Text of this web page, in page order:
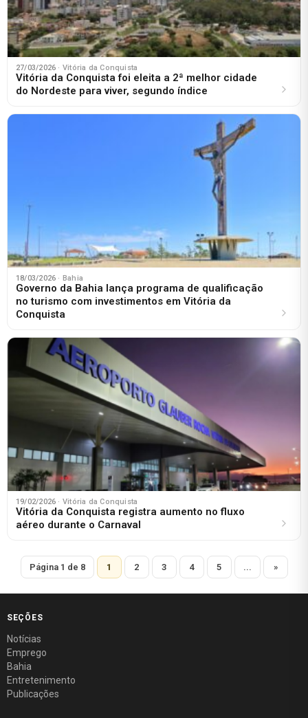
27/03/2026 · Vitória da Conquista
Vitória da Conquista foi eleita a 2ª melhor cidade
do Nordeste para viver, segundo índice
18/03/2026 · Bahia
Governo da Bahia lança programa de qualificação
no turismo com investimentos em Vitória da
Conquista
19/02/2026 · Vitória da Conquista
Vitória da Conquista registra aumento no fluxo
aéreo durante o Carnaval
Página 1 de 8 1 2 3 4 5 ... »
SEÇÕES
Notícias
Emprego
Bahia
Entretenimento
Publicações